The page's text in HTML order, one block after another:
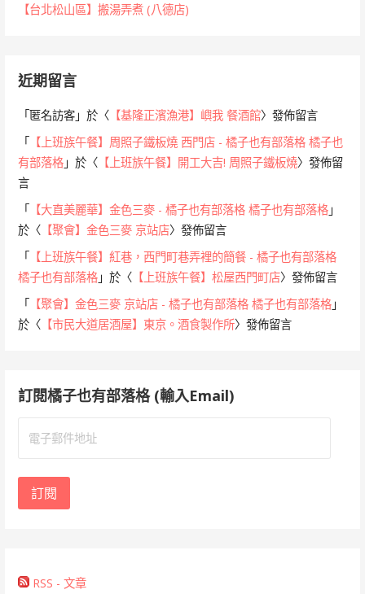
【台北松山區】搬湯弄煮 (八德店)
近期留言
「匿名訪客 」於〈 【基隆正濱漁港】嶼我 餐酒館〉發佈留言
「 【上班族午餐】周照子鐵板燒 西門店 - 橘子也有部落格 橘子也
有部落格 」於〈 【上班族午餐】開工大吉! 周照子鐵板燒〉發佈留
言
「 【大直美麗華】金色三麥 - 橘子也有部落格 橘子也有部落格 」
於〈 【聚會】金色三麥 京站店〉發佈留言
「 【上班族午餐】紅巷，西門町巷弄裡的簡餐 - 橘子也有部落格
橘子也有部落格 」於〈 【上班族午餐】松屋西門町店〉發佈留言
「 【聚會】金色三麥 京站店 - 橘子也有部落格 橘子也有部落格 」
於〈 【市民大道居酒屋】東京。酒食製作所〉發佈留言
訂閱橘子也有部落格 (輸入Email)
地
訂閱
RSS - 文章